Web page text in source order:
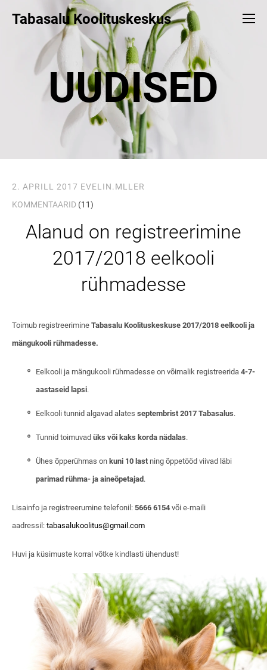
Tabasalu Koolituskeskus
UUDISED
2. APRILL 2017 EVELIN.MLLER
KOMMENTAARID (11)
Alanud on registreerimine
2017/2018 eelkooli
rühmadesse
Toimub registreerimine Tabasalu Koolituskeskuse 2017/2018 eelkooli ja
mängukooli rühmadesse.
Eelkooli ja mängukooli rühmadesse on võimalik registreerida 4-7-
aastaseid lapsi.
Eelkooli tunnid algavad alates septembrist 2017 Tabasalus.
Tunnid toimuvad üks või kaks korda nädalas.
Ühes õpperühmas on kuni 10 last ning õppetööd viivad läbi
parimad rühma- ja aineõpetajad .
Lisainfo ja registreerumine telefonil: 5666 6154 või e-maili
aadressil: tabasalukoolitus@gmail.com
Huvi ja küsimuste korral võtke kindlasti ühendust!